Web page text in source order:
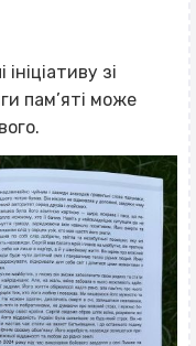
зі
пам’яті може